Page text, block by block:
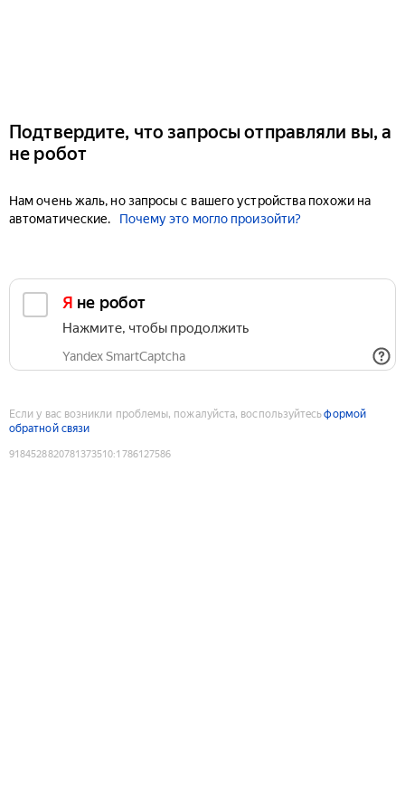
Подтвердите, что запросы отправляли вы, а
не робот
Нам очень жаль, но запросы с вашего устройства похожи на
автоматические.
Почему это могло произойти?
Я не робот
Нажмите, чтобы продолжить
Yandex SmartCaptcha
Если у вас возникли проблемы, пожалуйста, воспользуйтесьформой
обратной связи
9184528820781373510:1786127586